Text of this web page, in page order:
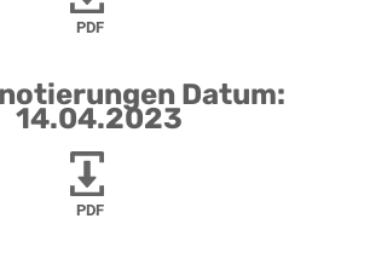
PDF
Datum:
14.04.2023
PDF